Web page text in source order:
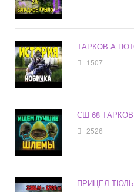
ТАРКОВ А
1507
СШ 68 ТАРКОВ
2526
ПРИЦЕЛ